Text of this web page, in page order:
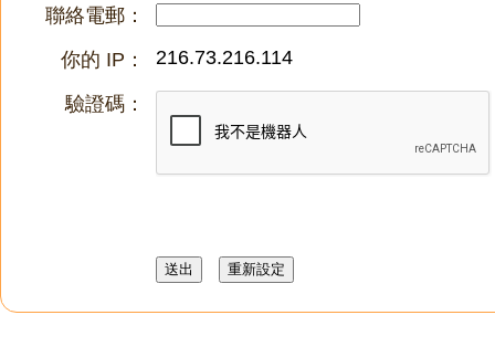
聯絡電郵：
你的 IP：
216.73.216.114
驗證碼：